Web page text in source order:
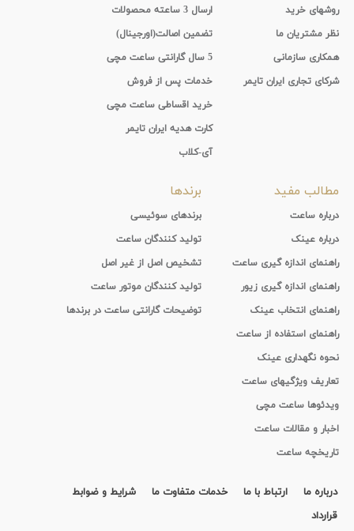
روشهای خرید
نظر مشتریان ما
همکاری سازمانی
شرکای تجاری ایران تایمر
ارسال 3 ساعته محصولات
تضمین اصالت(اورجینال)
5 سال گارانتی ساعت مچی
خدمات پس از فروش
خرید اقساطی ساعت مچی
کارت هدیه ایران تایمر
آی-کلاب
مطالب مفید
درباره ساعت
درباره عینک
راهنمای اندازه گیری ساعت
راهنمای اندازه گیری زیور
راهنمای انتخاب عینک
راهنمای استفاده از ساعت
نحوه نگهداری عینک
تعاریف ویژگیهای ساعت
ویدئوها ساعت مچی
اخبار و مقالات ساعت
تاریخچه ساعت
برندها
برندهای سوئیسی
تولید کنندگان ساعت
تشخیص اصل از غیر اصل
تولید کنندگان موتور ساعت
توضیحات گارانتی ساعت در برندها
درباره ما ارتباط با ما خدمات متفاوت ما
شرایط و ضوابط
قرارداد